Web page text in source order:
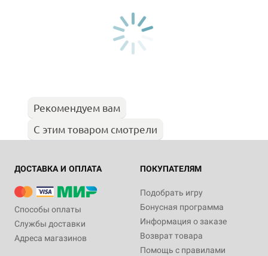
Рекомендуем вам
С этим товаром смотрели
ДОСТАВКА И ОПЛАТА
Способы оплаты
Службы доставки
Адреса магазинов
ПОКУПАТЕЛЯМ
Подобрать игру
Бонусная программа
Информация о заказе
Возврат товара
Помощь с правилами